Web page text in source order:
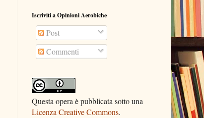
Iscriviti a Opinioni Aerobiche
Post
Commenti
Questa opera è pubblicata sotto una
Licenza Creative Commons.